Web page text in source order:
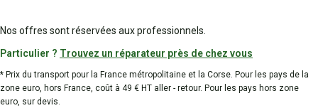
Nos offres sont réservées aux professionnels.
Particulier ? Trouvez un réparateur près de chez vous
* Prix du transport pour la France métropolitaine et la Corse. Pour les pays de la
zone euro, hors France, coût à 49 € HT aller - retour. Pour les pays hors zone
euro, sur devis.